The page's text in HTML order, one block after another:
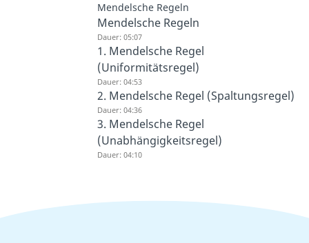
Mendelsche Regeln
Mendelsche Regeln
Dauer: 05:07
1. Mendelsche Regel
(Uniformitätsregel)
Dauer: 04:53
2. Mendelsche Regel (Spaltungsregel)
Dauer: 04:36
3. Mendelsche Regel
(Unabhängigkeitsregel)
Dauer: 04:10